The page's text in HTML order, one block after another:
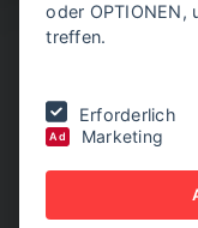
JÄNNER 2025
NEW
oder OPTIONEN,
treffen.
Erforderlich
Ad Marketing